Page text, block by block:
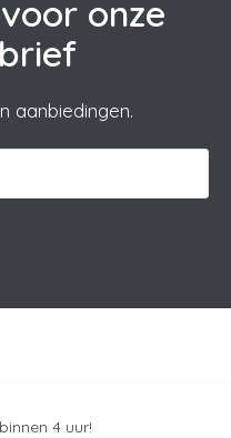
onze
aanbiedingen.
4 uur!